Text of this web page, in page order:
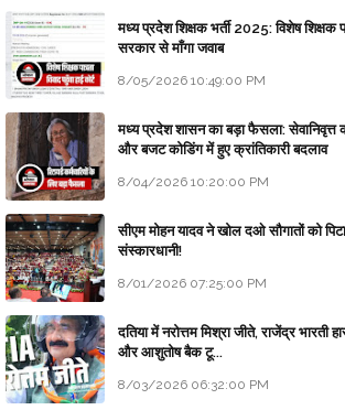
मध्य प्रदेश शिक्षक भर्ती 2025: विशेष शिक्षक
सरकार से माँगा जवाब
8/05/2026 10:49:00 PM
मध्य प्रदेश शासन का बड़ा फैसला: सेवानिवृत्त
और बजट कोडिंग में हुए क्रांतिकारी बदलाव
8/04/2026 10:20:00 PM
सीएम मोहन यादव ने खोल दओ सौगातों को
संस्कारधानी!
8/01/2026 07:25:00 PM
दतिया में नरोत्तम मिश्रा जीते, राजेंद्र भारती
और आशुतोष बैक टू...
8/03/2026 06:32:00 PM